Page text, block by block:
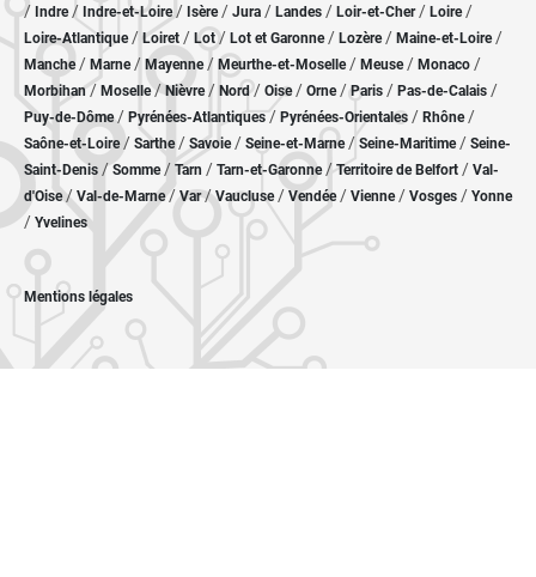
/ Indre/ Indre-et-Loire/ Isère/ Jura / Landes / Loir-et-Cher/ Loire/
Loire-Atlantique/ Loiret / Lot/ Lot et Garonne/ Lozère / Maine-et-Loire/
Manche/ Marne/ Mayenne/ Meurthe-et-Moselle/ Meuse/ Monaco /
Morbihan/ Moselle/ Nièvre / Nord/ Oise / Orne/Paris / Pas-de-Calais /
Puy-de-Dôme/ Pyrénées-Atlantiques / Pyrénées-Orientales / Rhône/
Saône-et-Loire/ Sarthe/ Savoie/ Seine-et-Marne/ Seine-Maritime/ Seine-
Saint-Denis /Somme/ Tarn / Tarn-et-Garonne/Territoire de Belfort / Val-
d'Oise/ Val-de-Marne/Var/Vaucluse/ Vendée/ Vienne/ Vosges / Yonne
/ Yvelines
Mentions légales